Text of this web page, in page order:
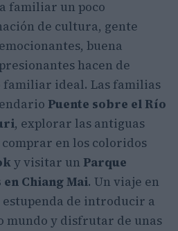
familiar un poco
de cultura, gente
buena
hacen de
familiar ideal. Las familias
Puente sobre el Río
, explorar las antiguas
comprar en los coloridos
y visitar un Parque
Chiang Mai. Un viaje en
de introducir a
mundo y disfrutar de unas